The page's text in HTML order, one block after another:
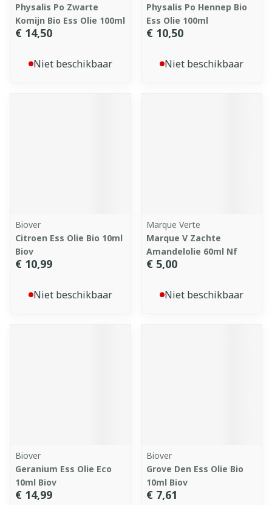
Physalis Po Zwarte
Komijn Bio Ess Olie 100ml
€ 14,50
Niet beschikbaar
Physalis Po Hennep Bio
Ess Olie 100ml
€ 10,50
Niet beschikbaar
Biover
Citroen Ess Olie Bio 10ml
Biov
€ 10,99
Niet beschikbaar
Marque Verte
Marque V Zachte
Amandelolie 60ml Nf
€ 5,00
Niet beschikbaar
Biover
Geranium Ess Olie Eco
10ml Biov
€ 14,99
Biover
Grove Den Ess Olie Bio
10ml Biov
€ 7,61